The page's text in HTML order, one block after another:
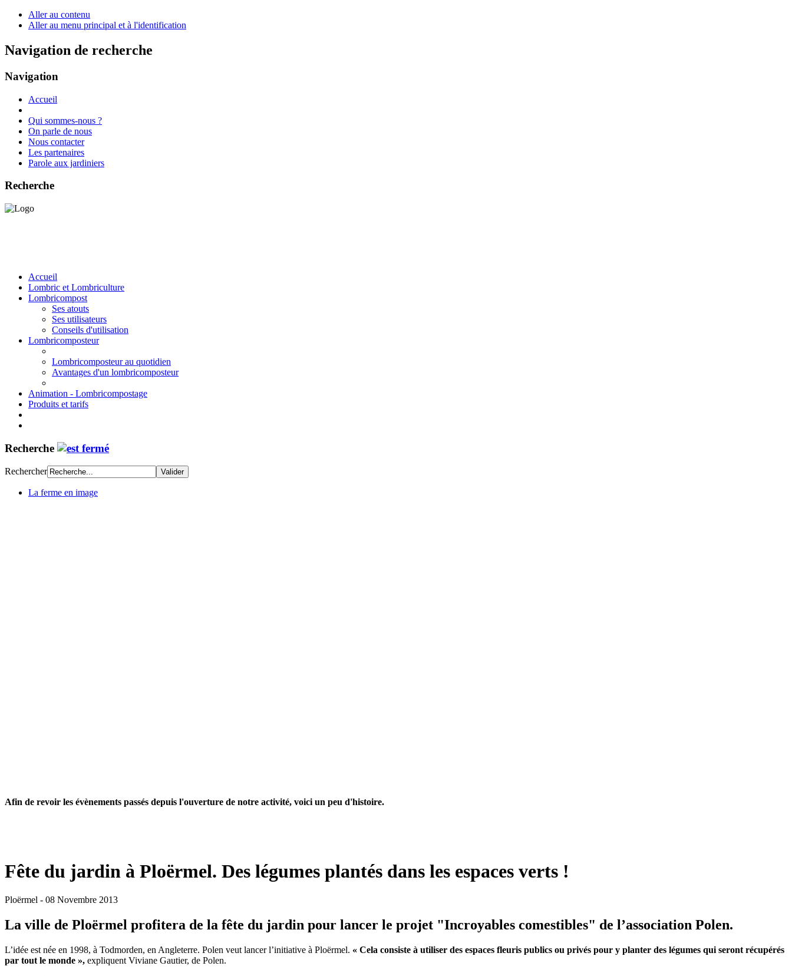
Aller au contenu
Aller au menu principal et à l'identification
Navigation de recherche
Navigation
Accueil
Qui sommes-nous ?
On parle de nous
Nous contacter
Les partenaires
Parole aux jardiniers
Recherche
Accueil
Lombric et Lombriculture
Lombricompost
Ses atouts
Ses utilisateurs
Conseils d'utilisation
Lombricomposteur
Lombricomposteur au quotidien
Avantages d'un lombricomposteur
Animation - Lombricompostage
Produits et tarifs
Recherche
Rechercher
La ferme en image
Afin de revoir les évènements passés depuis l'ouverture de notre activité, voici un peu d'histoire.
Fête du jardin à Ploërmel. Des légumes plantés dans les espaces verts !
Ploërmel - 08 Novembre 2013
La ville de Ploërmel profitera de la fête du jardin pour lancer le projet "Incroyables comestibles" de l’association Polen.
L’idée est née en 1998, à Todmorden, en Angleterre. Polen veut lancer l’initiative à Ploërmel. « Cela consiste à utiliser des espaces fleuris publics ou privés pour y planter des légumes qui seront récupérés
par tout le monde », expliquent Viviane Gautier, de Polen.